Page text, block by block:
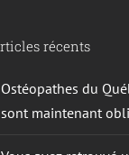
récents
Ostéopathes du
sont maintenant